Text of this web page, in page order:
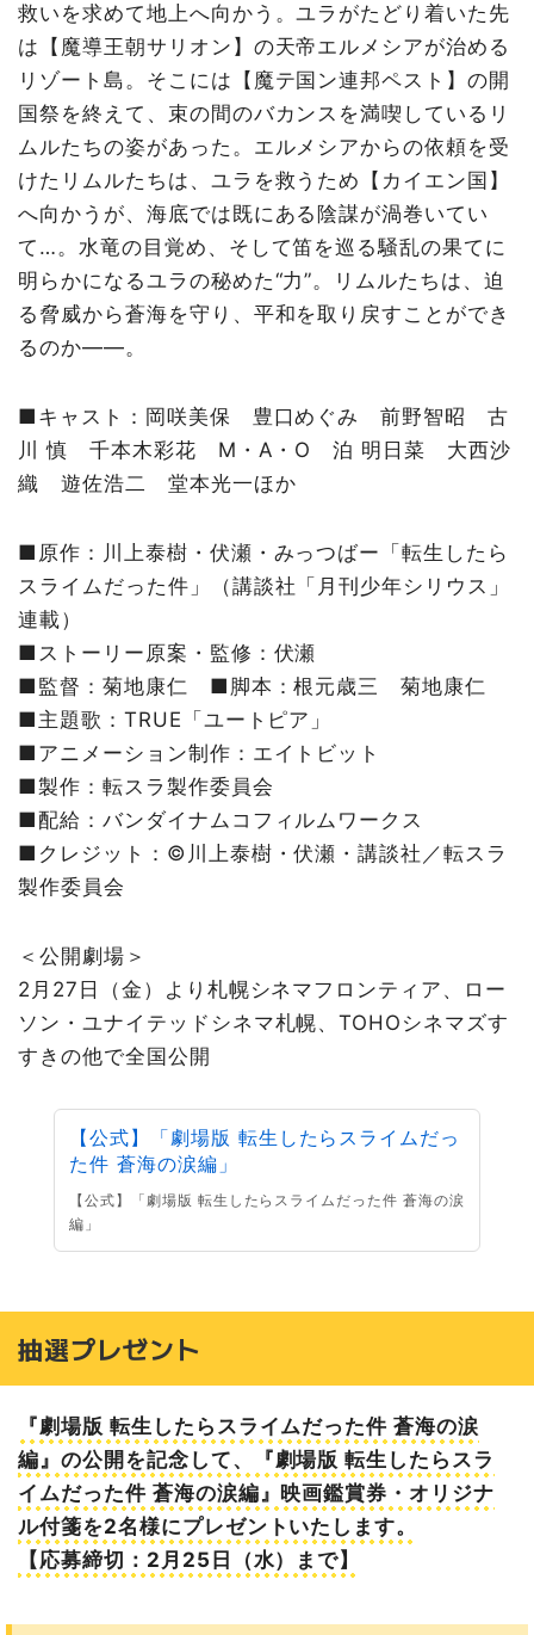
救いを求めて地上へ向かう。ユラがたどり着いた先
は【魔導王朝サリオン】の天帝エルメシアが治める
リゾート島。そこには【魔テ国ン連邦ペスト】の開
国祭を終えて、束の間のバカンスを満喫しているリ
ムルたちの姿があった。エルメシアからの依頼を受
けたリムルたちは、ユラを救うため【カイエン国】
へ向かうが、海底では既にある陰謀が渦巻いてい
て…。水竜の目覚め、そして笛を巡る騒乱の果てに
明らかになるユラの秘めた“力”。リムルたちは、迫
る脅威から蒼海を守り、平和を取り戻すことができ
るのか——。
■キャスト：岡咲美保 豊口めぐみ 前野智昭 古
川 慎 千本木彩花 M・A・O 泊 明日菜 大西沙
織 遊佐浩二 堂本光一ほか
■原作：川上泰樹・伏瀬・みっつばー「転生したら
スライムだった件」（講談社「月刊少年シリウス」
連載）
■ストーリー原案・監修：伏瀬
■監督：菊地康仁 ■脚本：根元歳三 菊地康仁
■主題歌：TRUE「ユートピア」
■アニメーション制作：エイトビット
■製作：転スラ製作委員会
■配給：バンダイナムコフィルムワークス
■クレジット：©川上泰樹・伏瀬・講談社／転スラ
製作委員会
＜公開劇場＞
2月27日（金）より札幌シネマフロンティア、ロー
ソン・ユナイテッドシネマ札幌、TOHOシネマズす
すきの他で全国公開
【公式】「劇場版 転生したらスライムだっ
た件 蒼海の涙編」
【公式】「劇場版 転生したらスライムだった件 蒼海の涙
編」
抽選プレゼント
『劇場版 転生したらスライムだった件 蒼海の涙
編』の公開を記念して、『劇場版 転生したらスラ
イムだった件 蒼海の涙編』映画鑑賞券・オリジナ
ル付箋を2名様にプレゼントいたします。
【応募締切：2月25日（水）まで】